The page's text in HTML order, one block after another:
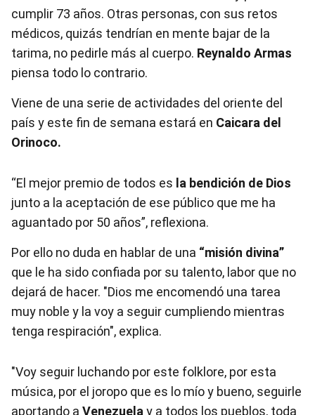
cumplir 73 años. Otras personas, con sus retos
médicos, quizás tendrían en mente bajar de la
tarima, no pedirle más al cuerpo. Reynaldo Armas
piensa todo lo contrario.
Viene de una serie de actividades del oriente del
país y este fin de semana estará en Caicara del
Orinoco.
“El mejor premio de todos es la bendición de Dios
junto a la aceptación de ese público que me ha
aguantado por 50 años”, reflexiona.
Por ello no duda en hablar de una “misión divina”
que le ha sido confiada por su talento, labor que no
dejará de hacer. "Dios me encomendó una tarea
muy noble y la voy a seguir cumpliendo mientras
tenga respiración", explica.
"Voy seguir luchando por este folklore, por esta
música, por el joropo que es lo mío y bueno, seguirle
aportando a Venezuela y a todos los pueblos, toda